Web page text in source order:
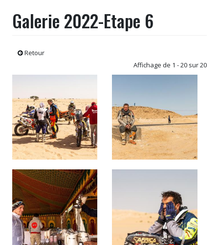
Galerie 2022-Etape 6
Retour
Affichage de 1 - 20 sur 20